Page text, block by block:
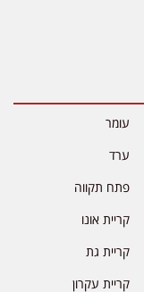
עומר
ערד
פתח תקווה
קריית אונו
קריית גת
קריית עקרון